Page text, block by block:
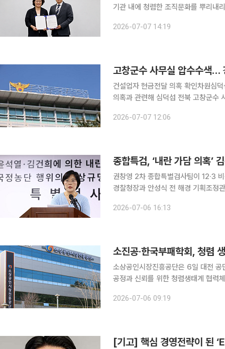
기관 내에 청렴한 조직문화를 뿌리내
2026-07-07 14:19
고창군수 사무실 압수수색…
건설업자 현금전달 의혹 확인차원심덕섭 군수 “
의혹과 관련해 심덕섭 전북 고창군수 사무실 등
다고 밝혔다. 이번 압수수색
2026-07-07 12:06
종합특검, ‘내란 가담 의혹’
권창영 2차 종합특별검사팀이 12·3
경찰청장과 안성식 전 해경 기획조정관에
의 대응이 기존 매뉴얼에 따른 통상적
2026-07-06 16:13
소진공·한국부패학회, 청렴
소상공인시장진흥공단은 6일 대전 공
공정과 신뢰를 위한 청렴생태계 협력체계 구축
2026-07-06 09:19
[기고] 핵심 경영전략이 된